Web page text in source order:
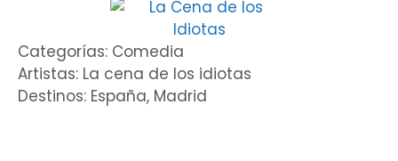
Categorías: Comedia
Artistas: La cena de los idiotas
Destinos: España, Madrid